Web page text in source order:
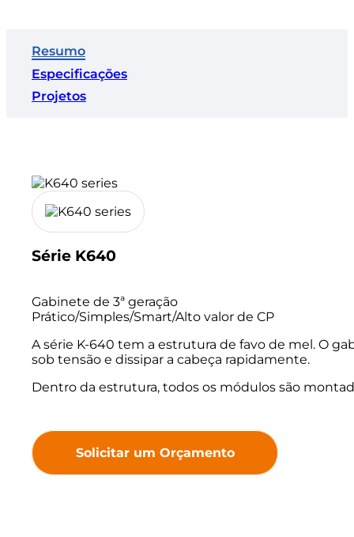
Resumo
Especificações
Projetos
Série K640
Gabinete de 3ª geração
Prático/Simples/Smart/Alto valor de CP
A série K-640 tem a estrutura de favo de mel. O
sob tensão e dissipar a cabeça rapidamente.
Dentro da estrutura, todos os módulos são
Solicitar um Orçamento